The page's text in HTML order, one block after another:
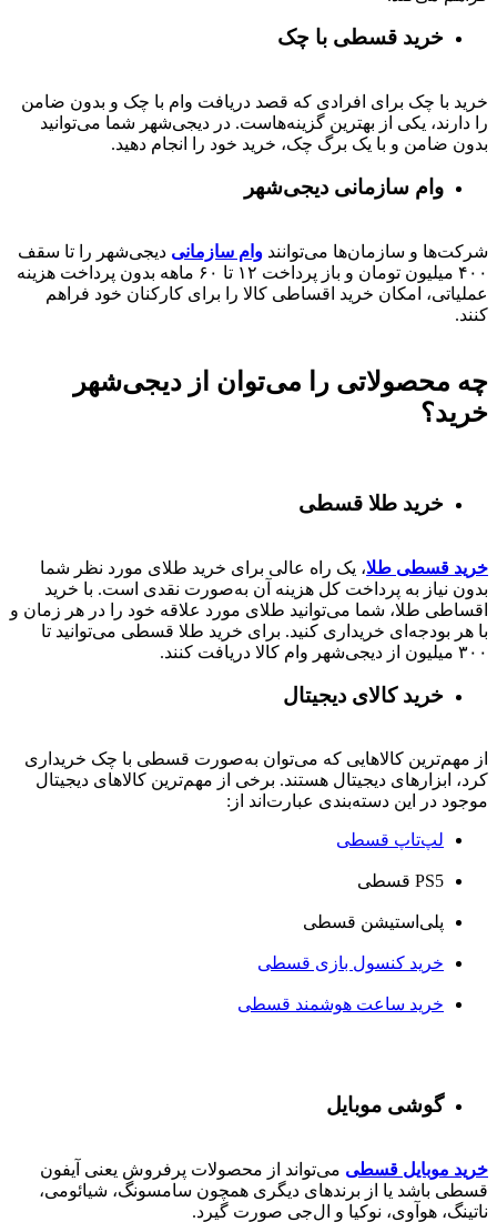
خرید قسطی با چک
خرید با چک برای افرادی که قصد دریافت وام با چک و بدون ضامن
را دارند، یکی از بهترین گزینه‌هاست. در دیجی‌شهر شما می‌توانید
بدون ضامن و با یک برگ چک، خرید خود را انجام دهید.
وام سازمانی دیجی‌شهر
شرکت‌ها و سازمان‌ها می‌توانند وام سازمانی دیجی‌شهر را تا سقف
۴۰۰ میلیون تومان و باز پرداخت ۱۲ تا ۶۰
ماهه بدون پرداخت هزینه
عملیاتی، امکان خرید اقساطی کالا را برای کارکنان خود فراهم
کنند.
چه محصولاتی را می‌توان از دیجی‌شهر
خرید؟
خرید طلا قسطی
خرید قسطی طلا، یک راه عالی برای خرید طلای مورد نظر شما
بدون نیاز به پرداخت کل هزینه آن به‌صورت نقدی است. با خرید
اقساطی طلا، شما می‌توانید طلای مورد علاقه خود را در هر زمان و
با هر بودجه‌ای خریداری کنید. برای خرید طلا قسطی می‌توانید تا
۳۰۰ میلیون از دیجی‌شهر وام کالا دریافت کنند.
خرید کالای دیجیتال
از مهم‌ترین کالاهایی که می‌توان به‌صورت قسطی با چک خریداری
کرد، ابزارهای دیجیتال هستند. برخی از مهم‌ترین کالاهای دیجیتال
موجود در این دسته‌بندی عبارت‌اند از:
لپ‌تاپ قسطی
PS5 قسطی
پلی‌استیشن قسطی
خرید کنسول بازی قسطی
خرید ساعت هوشمند قسطی
گوشی موبایل
خرید موبایل قسطی می‌تواند از محصولات پرفروش یعنی آیفون
قسطی باشد یا از برندهای دیگری همچون سامسونگ، شیائومی،
ناتینگ، هوآوی، نوکیا و ال‌جی صورت گیرد.